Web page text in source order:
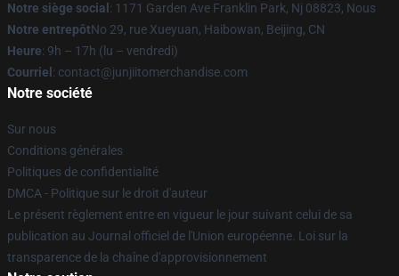
Notre siège social : 1171 Garden Ave Franklin Park, Nj 08823, Nous
Notre entrepôtNo 29, rue Xueyuan, Haibowan, Beijing, CN
Heure: 9h – 17h (lu – vendredi)
Courriel : contact@junjiitomerchandise.com
Notre société
Sur nous
Conditions générales
Politiques de confidentialité
DMCA - Politique sur le droit d'auteur
Le présent règlement entre en vigueur le jour suivant celui de sa
publication au Journal officiel de l'Union européenne. Loi sur la
transparence de la chaîne d'approvisionnement